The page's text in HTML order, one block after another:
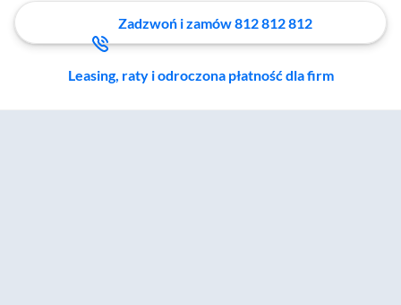
Zadzwoń i zamów 812 812 812
Leasing, raty i odroczona płatność dla firm